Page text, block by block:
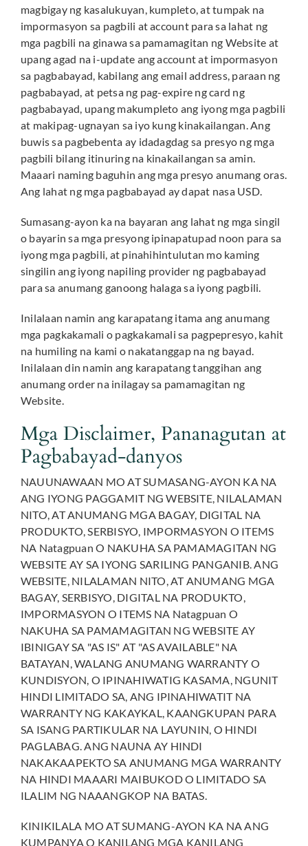
magbigay ng kasalukuyan, kumpleto, at tumpak na
impormasyon sa pagbili at account para sa lahat ng
mga pagbili na ginawa sa pamamagitan ng Website at
upang agad na i-update ang account at impormasyon
sa pagbabayad, kabilang ang email address, paraan ng
pagbabayad, at petsa ng pag-expire ng card ng
pagbabayad, upang makumpleto ang iyong mga pagbili
at makipag-ugnayan sa iyo kung kinakailangan. Ang
buwis sa pagbebenta ay idadagdag sa presyo ng mga
pagbili bilang itinuring na kinakailangan sa amin.
Maaari naming baguhin ang mga presyo anumang oras.
Ang lahat ng mga pagbabayad ay dapat nasa USD.
Sumasang-ayon ka na bayaran ang lahat ng mga singil
o bayarin sa mga presyong ipinapatupad noon para sa
iyong mga pagbili, at pinahihintulutan mo kaming
singilin ang iyong napiling provider ng pagbabayad
para sa anumang ganoong halaga sa iyong pagbili.
Inilalaan namin ang karapatang itama ang anumang
mga pagkakamali o pagkakamali sa pagpepresyo, kahit
na humiling na kami o nakatanggap na ng bayad.
Inilalaan din namin ang karapatang tanggihan ang
anumang order na inilagay sa pamamagitan ng
Website.
Mga Disclaimer, Pananagutan at
Pagbabayad-danyos
NAUUNAWAAN MO AT SUMASANG-AYON KA NA
ANG IYONG PAGGAMIT NG WEBSITE, NILALAMAN
NITO, AT ANUMANG MGA BAGAY, DIGITAL NA
PRODUKTO, SERBISYO, IMPORMASYON O ITEMS
NA Natagpuan O NAKUHA SA PAMAMAGITAN NG
WEBSITE AY SA IYONG SARILING PANGANIB. ANG
WEBSITE, NILALAMAN NITO, AT ANUMANG MGA
BAGAY, SERBISYO, DIGITAL NA PRODUKTO,
IMPORMASYON O ITEMS NA Natagpuan O
NAKUHA SA PAMAMAGITAN NG WEBSITE AY
IBINIGAY SA "AS IS" AT "AS AVAILABLE" NA
BATAYAN, WALANG ANUMANG WARRANTY O
KUNDISYON, O IPINAHIWATIG KASAMA, NGUNIT
HINDI LIMITADO SA, ANG IPINAHIWATIT NA
WARRANTY NG KAKAYKAL, KAANGKUPAN PARA
SA ISANG PARTIKULAR NA LAYUNIN, O HINDI
PAGLABAG. ANG NAUNA AY HINDI
NAKAKAAPEKTO SA ANUMANG MGA WARRANTY
NA HINDI MAAARI MAIBUKOD O LIMITADO SA
ILALIM NG NAAANGKOP NA BATAS.
KINIKILALA MO AT SUMANG-AYON KA NA ANG
KUMPANYA O KANILANG MGA KANILANG